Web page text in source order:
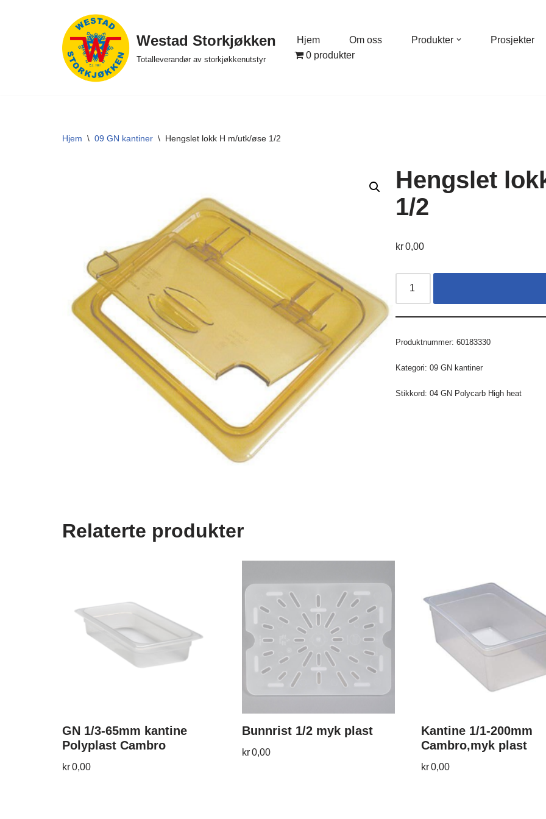
Westad Storkjøkken
Totalleverandør av storkjøkkenutstyr
Hjem Om oss Produkter Prosjekter
0 produkter
Hjem \ 09 GN kantiner \ Hengslet lokk H m/utk/øse 1/2
Hengslet
1/2
kr0,00
Produktnummer:60183330
Kategori:09 GN kantiner
Stikkord:04 GN Polycarb High heat
Relaterte produkter
GN 1/3-65mm kantine
Polyplast Cambro
kr0,00
Bunnrist 1/2 myk plast
kr0,00
Kantine 1/1-200mm
Cambro,myk plast
kr0,00